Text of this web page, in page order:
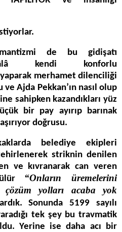
de bu gidişatı
kendi konforlu
yaparak merhamet dilenciliği
Ajda Pekkan’ın nasıl olup
sahipken kazandıkları yüz
bir pay ayırıp barınak
doğrusu.
belediye ekipleri
striknin denilen
ve kıvranarak can veren
“Onların üremelerini
yolları acaba yok
Sonunda 5199 sayılı
tek şey bu travmatik
Yerine ise daha acı bir